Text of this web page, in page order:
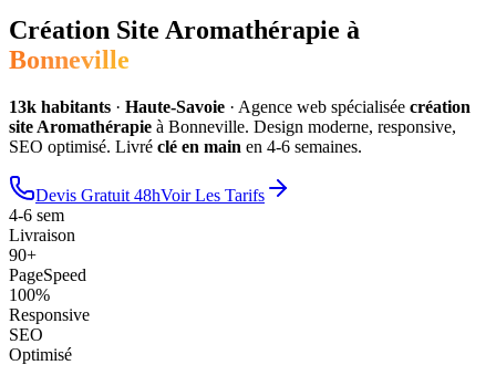
Création Site Aromathérapie à
Bonneville
13k habitants · Haute-Savoie · Agence web spécialisée création
site Aromathérapie à Bonneville. Design moderne, responsive,
SEO optimisé. Livré clé en main en 4-6 semaines.
Devis Gratuit 48hVoir Les Tarifs
4-6 sem
Livraison
90+
PageSpeed
100%
Responsive
SEO
Optimisé